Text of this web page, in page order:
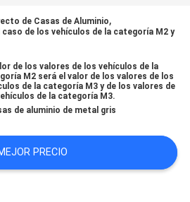
de Casas de Aluminio,
caso de los vehículos de la categoría M2 y
de los valores de los vehículos de la
M2 será el valor de los valores de los
de la categoría M3 y de los valores de
de la categoría M3.
de aluminio de metal gris
PRECIO